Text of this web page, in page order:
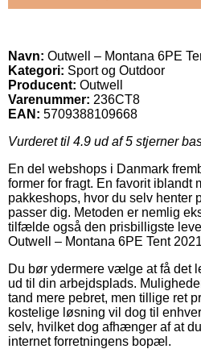
Navn: Outwell – Montana 6PE
Kategori: Sport og Outdoor
Producent: Outwell
Varenummer: 236CT8
EAN: 5709388109668
Vurderet til 4.9 ud af 5 stjerner
En del webshops i Danmark
former for fragt. En favorit iblandt
pakkeshops, hvor du selv henter
passer dig. Metoden er nemlig
tilfælde også den prisbilligste
Outwell – Montana 6PE Tent
Du bør ydermere vælge at få det
ud til din arbejdsplads.
tand mere pebret, men tillige ret
kostelige løsning vil dog til
selv, hvilket dog afhænger af at
internet forretningens bopæl.